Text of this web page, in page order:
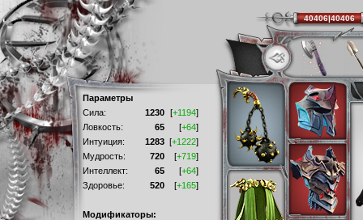
Параметры
Сила:
1230 [+1194]
Ловкость:
65 [+64]
Интуиция:
1283 [+1222]
Мудрость:
720 [+719]
Интеллект:
65 [+64]
Здоровье:
520 [+165]
Модификаторы:
40406|40406